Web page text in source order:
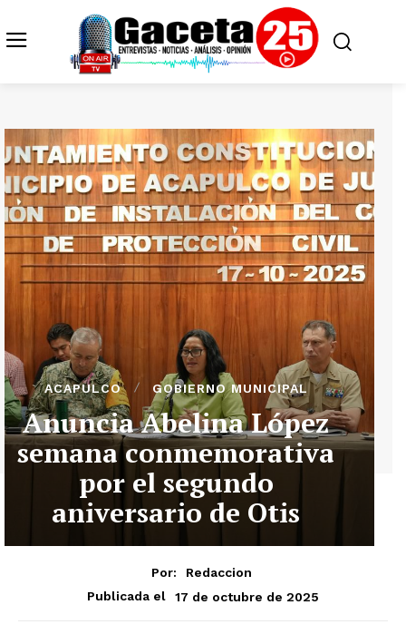
ACAPULCO GOBIERNO MUNICIPAL
Anuncia Abelina López
semana conmemorativa
por el segundo
aniversario de Otis
Por:
Redaccion
Publicada el
17 de octubre de 2025